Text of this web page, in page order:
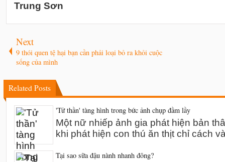
Trung Sơn
Next
9 thói quen tệ hại bạn cần phải loại bỏ ra khỏi cuộc
sống của mình
Related Posts
'Tử thần' tàng hình trong bức ảnh chụp đầm lầy
Một nữ nhiếp ảnh gia phát hiện bản
khi phát hiện con thú ăn thịt chỉ cách
Tại sao sữa đậu nành nhanh đông?